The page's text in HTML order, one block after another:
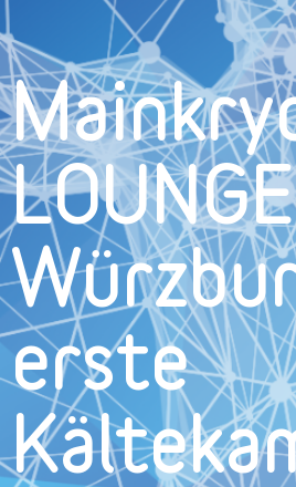
erste